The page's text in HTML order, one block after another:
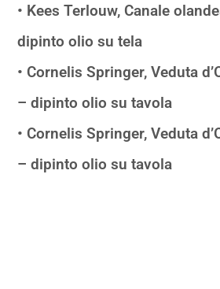
• Kees Terlouw, Canale
dipinto olio su tela
• Cornelis Springer, Veduta
– dipinto olio su tavola
• Cornelis Springer, Veduta
– dipinto olio su tavola